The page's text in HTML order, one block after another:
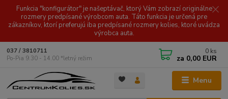
Funkcia "konfigurátor" je našeptávač, ktorý Vám zobrazí originálne
rozmery predpísané výrobcom auta. Táto funkcia je určená pre
zákazníkov, ktorí preferujú iba predpísané rozmery kolies, ktoré uvádza
výrobca auta.
Menu
037 / 3810711
Po-Pia 9.30 - 14.00 *letný režim
0 ks
za 0,00 EUR